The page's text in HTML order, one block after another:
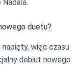
duetu?
więc czasu
debiut nowego